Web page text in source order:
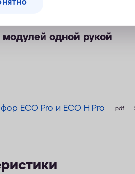
модулей одной рукой
ECO Pro и ECO H Pro .pdf